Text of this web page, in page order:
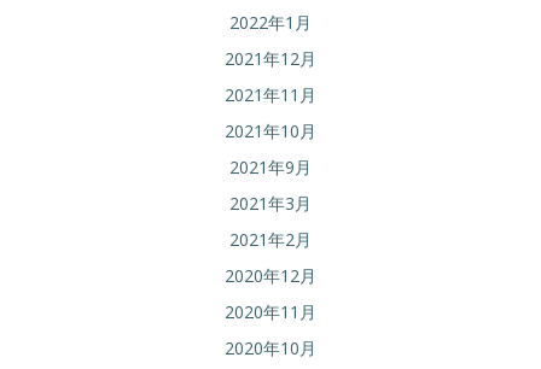
2022年1月
2021年12月
2021年11月
2021年10月
2021年9月
2021年3月
2021年2月
2020年12月
2020年11月
2020年10月